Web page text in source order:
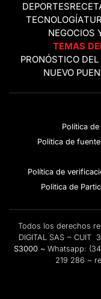
DEPORTES
TECNOLOGÍA
NEGOCIOS
TEMAS
PRONÓSTICO
NUEVO
Política
Política de
Política de
Politica de
Todos los derechos
DIGITAL SAS ~ CUIT
S3000 ~ Whatsapp:
219 286 ~